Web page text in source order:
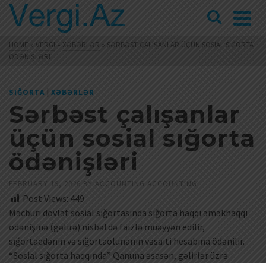
HOME » VERGI » XƏBƏRLƏR » SƏRBƏST ÇALIŞANLAR ÜÇÜN SOSIAL SIĞORTA
ÖDƏNIŞLƏRI
SIĞORTA | XƏBƏRLƏR
Sərbəst çalışanlar
üçün sosial sığorta
ödənişləri
FEBRUARY 19, 2026 BY ACCOUNTING ACCOUNTING
Post Views: 449
Məcburi dövlət sosial sığortasında sığorta haqqı əməkhaqqı
ödənişinə (gəlirə) nisbətdə faizlə müəyyən edilir,
sığortaedənin və sığortaolunanın vəsaiti hesabına ödənilir.
“Sosial sığorta haqqında” Qanuna əsasən, gəlirlər üzrə